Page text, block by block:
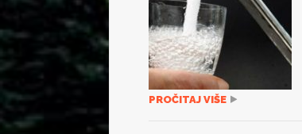
PROČITAJ VIŠE